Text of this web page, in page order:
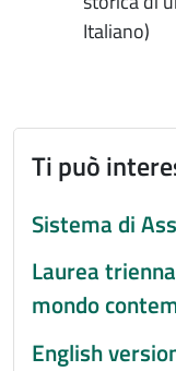
Italiano)
Ti può
Sistema di
Laurea
mondo
English